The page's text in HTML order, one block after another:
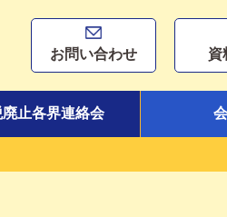
お問い合わせ 資
止各界連絡会